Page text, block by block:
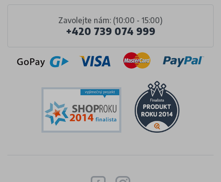
Zavolejte nám: (10:00 - 15:00)
+420 739 074 999